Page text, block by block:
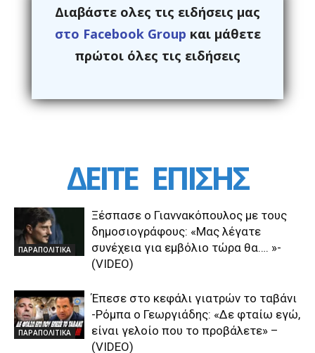
Διαβάστε ολες τις ειδήσεις μας
στο Facebook Group και μάθετε
πρώτοι όλες τις ειδήσεις
ΔΕΙΤΕ ΕΠΙΣΗΣ
ΠΑΡΑΠΟΛΙΤΙΚΑ
Ξέσπασε ο Γιαννακόπουλος με τους
δημοσιογράφους: «Μας λέγατε
συνέχεια για εμβόλιο τώρα θα…. »-
(VIDEO)
ΠΑΡΑΠΟΛΙΤΙΚΑ
Έπεσε στο κεφάλι γιατρών το ταβάνι
-Ρόμπα ο Γεωργιάδης: «Δε φταίω εγώ,
είναι γελοίο που το προβάλετε» –
(VIDEO)